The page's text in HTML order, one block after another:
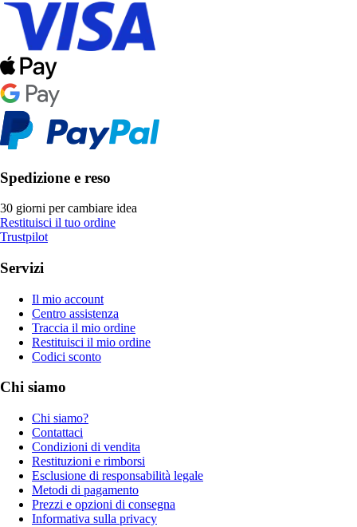
Spedizione e reso
30 giorni per cambiare idea
Restituisci il tuo ordine
Trustpilot
Servizi
Il mio account
Centro assistenza
Traccia il mio ordine
Restituisci il mio ordine
Codici sconto
Chi siamo
Chi siamo?
Contattaci
Condizioni di vendita
Restituzioni e rimborsi
Esclusione di responsabilità legale
Metodi di pagamento
Prezzi e opzioni di consegna
Informativa sulla privacy